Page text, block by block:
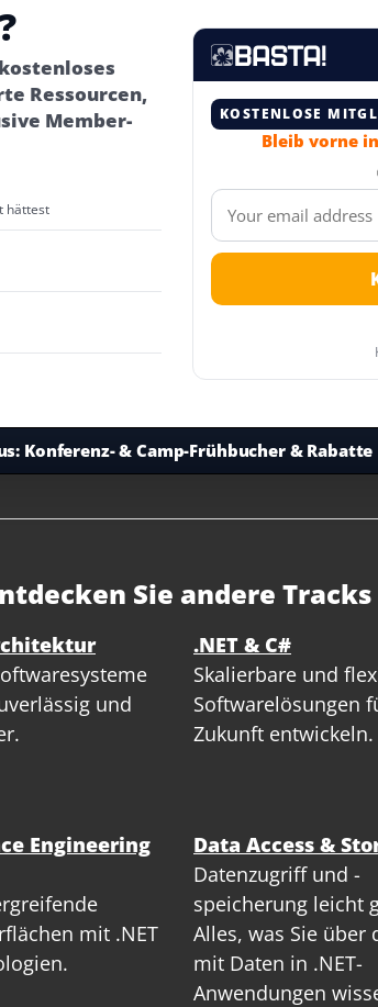
Ressourcen,
Member-
hättest
KOSTENLOSE
Bleib vorne
Konferenz- & Camp-Frühbucher & Rabatte
Sie andere Tracks
und
.NET & C#
Skalierbare und
Softwarelösungen
Zukunft entwickeln.
Engineering
mit .NET
Data Access &
Datenzugriff und -
speicherung leicht
Alles, was Sie über
mit Daten in .NET-
Anwendungen